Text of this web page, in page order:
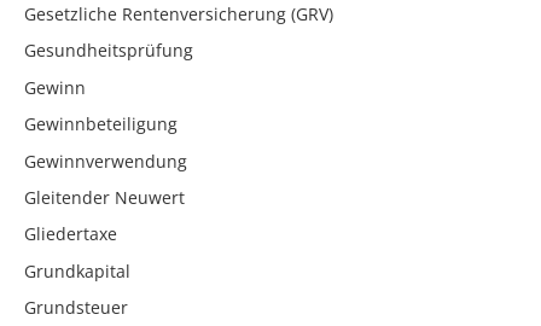
Gesetzliche Rentenversicherung (GRV)
Gesundheitsprüfung
Gewinn
Gewinnbeteiligung
Gewinnverwendung
Gleitender Neuwert
Gliedertaxe
Grundkapital
Grundsteuer